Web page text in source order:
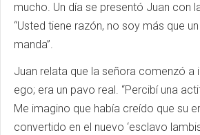
mucho. Un día se presentó Juan con
“Usted tiene razón, no soy más que
manda”.
Juan relata que la señora comenzó a
ego; era un pavo real. “Percibí una
Me imagino que había creído que su
convertido en el nuevo ‘esclavo